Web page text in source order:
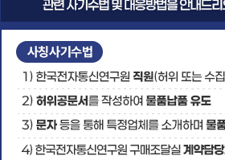
부패징계 현황
감사결과공개